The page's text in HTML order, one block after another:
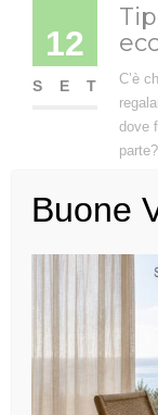
12
SET
C’è
dove
Buone